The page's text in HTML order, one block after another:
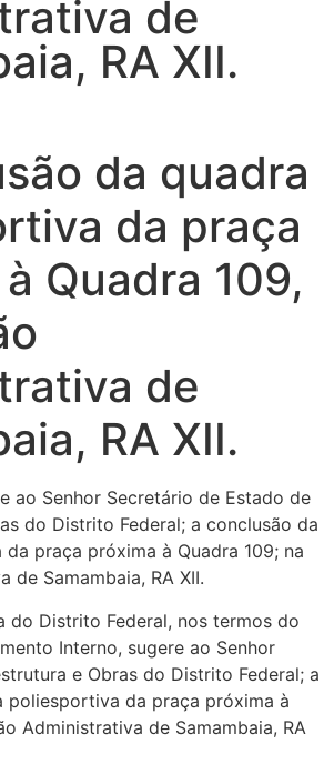
de
RA XII.
da quadra
da praça
Quadra 109,
de
RA XII.
ao Senhor Secretário de Estado de
do Distrito Federal; a conclusão da
praça próxima à Quadra 109; na
de Samambaia, RA XII.
do Distrito Federal, nos termos do
Interno, sugere ao Senhor
e Obras do Distrito Federal; a
poliesportiva da praça próxima à
Administrativa de Samambaia, RA